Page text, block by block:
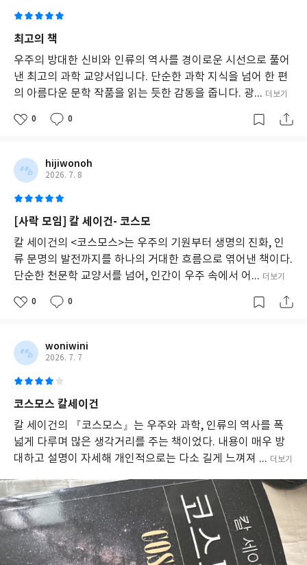
대
해
강
력
한
메
시
를
한
다.
최고의 책
우주의 방대한 신비와 인류의 역사를 경이로운 시선으로 풀어
낸 최고의 과학 교양서입니다. 단순한 과학 지식을 넘어 한 편
의 아름다운 문학 작품을 읽는 듯한 감동을 줍니다. 광... 더보기
0 0
hijiwonoh
2026. 7. 8
[사락 모임] 칼 세이건- 코스모
칼 세이건의 <코스모스>는 우주의 기원부터 생명의 진화, 인
류 문명의 발전까지를 하나의 거대한 흐름으로 엮어낸 책이다.
단순한 천문학 교양서를 넘어, 인간이 우주 속에서 어... 더보기
0 0
woniwini
2026. 7. 7
코스모스 칼세이건
칼 세이건의 『코스모스』는 우주와 과학, 인류의 역사를 폭
넓게 다루며 많은 생각거리를 주는 책이었다. 내용이 매우 방
대하고 설명이 자세해 개인적으로는 다소 길게 느껴져 ... 더보기